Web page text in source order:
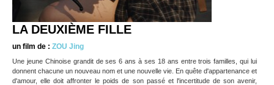
LA DEUXIÈME FILLE
un film de : ZOU Jing
Une jeune Chinoise grandit de ses 6 ans à ses 18 ans entre trois familles, qui lui
donnent chacune un nouveau nom et une nouvelle vie. En quête d'appartenance et
d'amour, elle doit affronter le poids de son passé et l'incertitude de son avenir,